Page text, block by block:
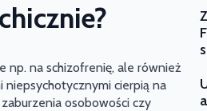
np. na schizofrenię, ale również
niepsychotycznymi cierpią na
osobowości czy